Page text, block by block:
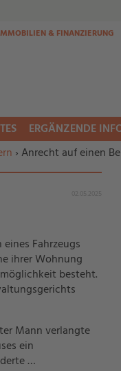
& FINANZIERUNG
› Anrecht auf einen
Fahrzeugs
ihrer Wohnung
besteht.
Mann verlangte
ein
…
ERGÄNZENDE